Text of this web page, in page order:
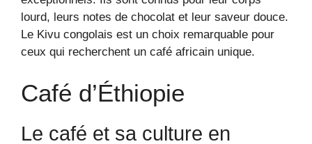
lourd, leurs notes de chocolat et leur saveur douce.
Le Kivu congolais est un choix remarquable pour
ceux qui recherchent un café africain unique.
Café d’Éthiopie
Le café et sa culture en